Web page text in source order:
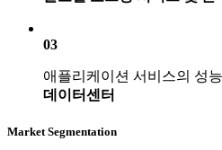
03
애플리케이션 서비스의 성
데이터센터
Market Segmentation